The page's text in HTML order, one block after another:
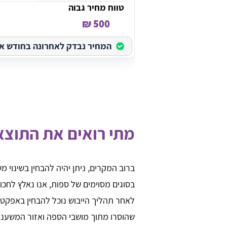
טווח מחיר גבוה
500 ₪
המחיר נבדק לאחרונה בחודש
מתי רואים את
ברוב המקרים, ניתן יהיה להבחין
בסוגים מסוימים של ספות, אנו נאלץ
לאחר תהליך הייבוש נוכל להבחין
שהוסרו מתוך מושבי הספה ואזור